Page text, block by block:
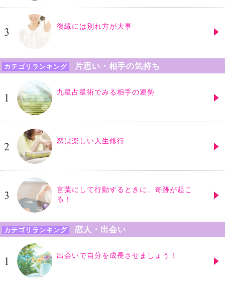
復縁には別れ方が大事
カテゴリランキング 片思い・相手の気持ち
九星占星術でみる相手の運勢
恋は楽しい人生修行
言葉にして行動するときに、奇跡が起こ
る！
カテゴリランキング 恋人・出会い
出会いで自分を成長させましょう！